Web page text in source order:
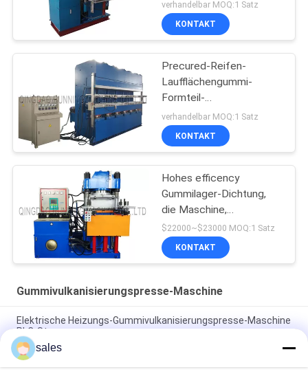
verhandelbar MOQ:1 Satz
KONTAKT
Precured-Reifen-
Laufflächengummi-
Formteil-
Maschine/verschaffter
Reifen-Schritt, der
Maschine herstellt
verhandelbar MOQ:1 Satz
KONTAKT
Hohes efficency
Gummilager-Dichtung,
die Maschine,
Vulkanisierungsmaschine,
Formteil-Maschine
herstellt
$22000~$23000 MOQ:1 Satz
KONTAKT
Gummivulkanisierungspresse-Maschine
Elektrische Heizungs-Gummivulkanisierungspresse-Maschine
PLC-Steuerung
Die elektrische Heizungs-hydraulische Vulkanisierung
bearbeiten 2 Arbeitsschichten maschinell
sales